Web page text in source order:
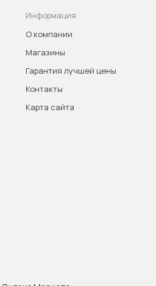
Информация
О компании
Магазины
Гарантия лучшей цены
Контакты
Карта сайта